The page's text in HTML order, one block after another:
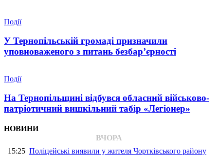
Події
У Тернопільській громаді призначили
уповноваженого з питань безбар’єрності
Події
На Тернопільщині відбувся обласний військово-
патріотичний вишкільний табір «Легіонер»
НОВИНИ
ВЧОРА
15:25 Поліцейські виявили у жителя Чортківського району